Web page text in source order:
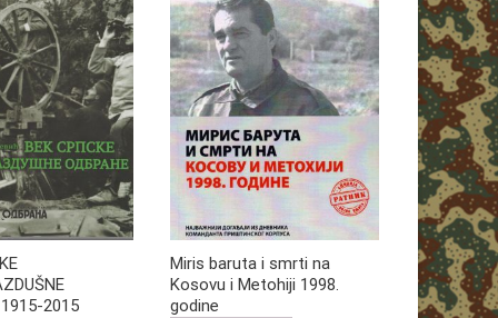
1915-2015
Miris baruta i smrti na
Kosovu i Metohiji 1998.
godine